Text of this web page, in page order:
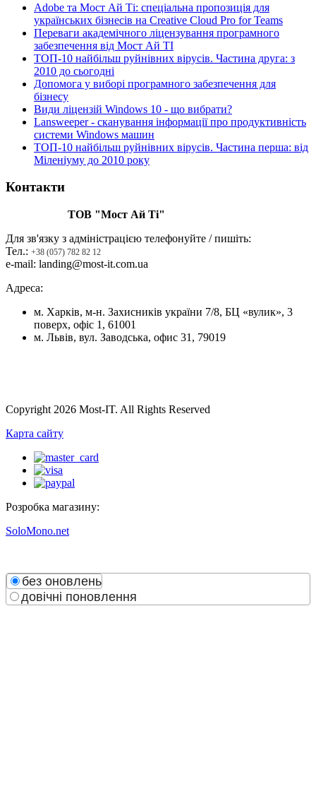
Adobe та Мост Ай Ті: спеціальна пропозиція для
українських бізнесів на Creative Cloud Pro for Teams
Переваги академічного ліцензування програмного
забезпечення від Мост Ай ТІ
ТОП-10 найбільш руйнівних вірусів. Частина друга: з
2010 до сьогодні
Допомога у виборі програмного забезпечення для
бізнесу
Види ліцензій Windows 10 - що вибрати?
Lansweeper - сканування інформації про продуктивність
системи Windows машин
ТОП-10 найбільш руйнівних вірусів. Частина перша: від
Міленіуму до 2010 року
Контакти
ТОВ "Мост Ай Ті"
Для зв'язку з адміністрацією телефонуйте / пишіть:
Тел.: +38 (057) 782 82 12
e-mail: landing@most-it.com.ua
Адреса:
м. Харків, м-н. Захисників україни 7/8, БЦ «вулик», 3
поверх, офіс 1, 61001
м. Львів, вул. Заводська, офис 31, 79019
Copyright 2026 Most-IT. All Rights Reserved
Карта сайту
Розробка магазину:
SoloMono.net
без оновлень
довічні поновлення